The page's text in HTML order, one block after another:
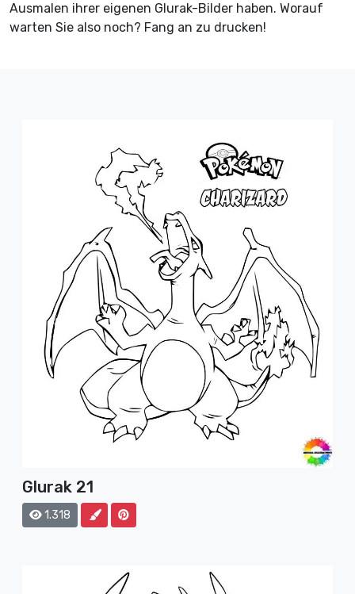
Ausmalen ihrer eigenen Glurak-Bilder haben. Worauf
warten Sie also noch? Fang an zu drucken!
Glurak 21
1.318